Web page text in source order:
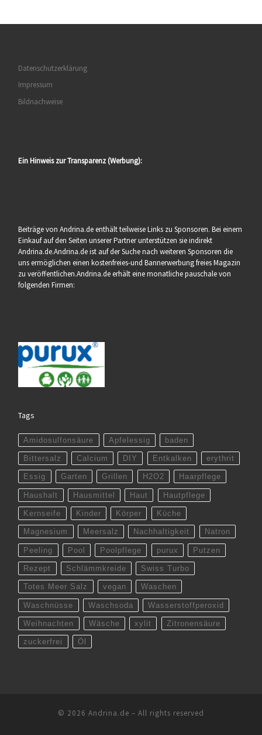
Datenschutzerklärung
Impressum
Bildnachweise
Ein Hinweis zur Transparenz (Werbung):
Beiträge von Andrina.de enthält teilweise Links zu Sponsoren. Bei einem
Einkauf auf den Seiten unserer Partner unterstützen sie indirekt
Andrina.de.Andrina.de ist auf der Suche nach weiteren Sponsoren die
uns ermöglichen einen kostenfreies-und Bannerwerbung freies Magazin
zu veröffentlichen.Andrina.de erhält eine monatliche pauschale von
folgenden Firmen:
Tags
Amidosulfonsäure Apfelessig baden
Bittersalz Calcium DIY Entkalken erythrit
Essig Garten Grillen H2O2 Haarpflege
Haushalt Hausmittel Haut Hautpflege
Kernseife Kinder Körper Küche
Magnesium Meersalz Nachhaltigkeit Natron
Peeling Pool Poolpflege purux Putzen
Rezept Schlämmkreide Swiss Turbo
Totes Meer Salz vegan Waschen
Waschnüsse Waschsoda Wasserstoffperoxid
Weihnachten Wäsche xylit Zitronensäure
zuckerfrei Öl
© 2026 Andrina.de – All rights reserved